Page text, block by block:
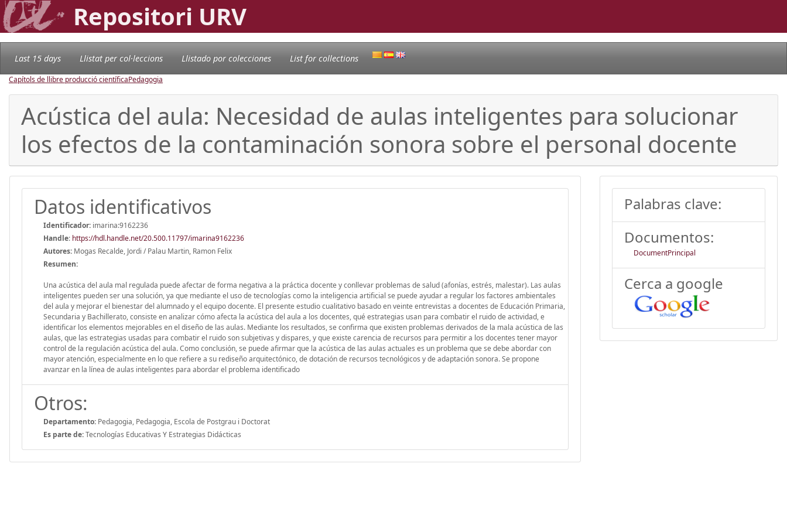
Repositori URV
Last 15 days Llistat per col·leccions Llistado por colecciones List for collections
Capítols de llibre producció científicaPedagogia
Acústica del aula: Necesidad de aulas inteligentes para solucionar
los efectos de la contaminación sonora sobre el personal docente
Datos identificativos
Identificador: imarina:9162236
Handle: https://hdl.handle.net/20.500.11797/imarina9162236
Autores: Mogas Recalde, Jordi / Palau Martin, Ramon Felix
Resumen:
Una acústica del aula mal regulada puede afectar de forma negativa a la práctica docente y conllevar problemas de salud (afonías, estrés, malestar). Las aulas
inteligentes pueden ser una solución, ya que mediante el uso de tecnologías como la inteligencia artificial se puede ayudar a regular los factores ambientales
del aula y mejorar el bienestar del alumnado y el equipo docente. El presente estudio cualitativo basado en veinte entrevistas a docentes de Educación Primaria,
Secundaria y Bachillerato, consiste en analizar cómo afecta la acústica del aula a los docentes, qué estrategias usan para combatir el ruido de actividad, e
identificar los elementos mejorables en el diseño de las aulas. Mediante los resultados, se confirma que existen problemas derivados de la mala acústica de las
aulas, que las estrategias usadas para combatir el ruido son subjetivas y dispares, y que existe carencia de recursos para permitir a los docentes tener mayor
control de la regulación acústica del aula. Como conclusión, se puede afirmar que la acústica de las aulas actuales es un problema que se debe abordar con
mayor atención, especialmente en lo que refiere a su rediseño arquitectónico, de dotación de recursos tecnológicos y de adaptación sonora. Se propone
avanzar en la línea de aulas inteligentes para abordar el problema identificado
Otros:
Departamento: Pedagogia, Pedagogia, Escola de Postgrau i Doctorat
Es parte de:Tecnologías Educativas Y Estrategias Didácticas
Palabras clave:
Documentos:
DocumentPrincipal
Cerca a google